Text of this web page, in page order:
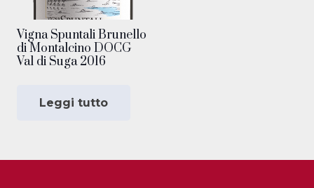
Vigna Spuntali Brunello
di Montalcino DOCG
Val di Suga 2016
Leggi tutto